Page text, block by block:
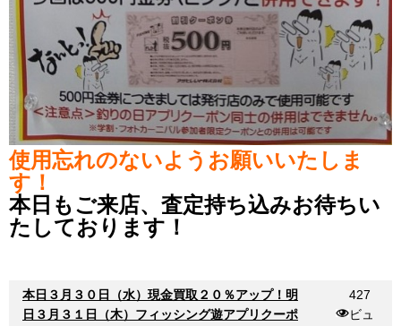
使用忘れのないようお願いいたしま
す！
本日もご来店、査定持ち込みお待ちい
たしております！
本日３月３０日（水）現金買取２０％アップ！明
日３月３１日（木）フィッシング遊アプリクーポ
427
ビュ